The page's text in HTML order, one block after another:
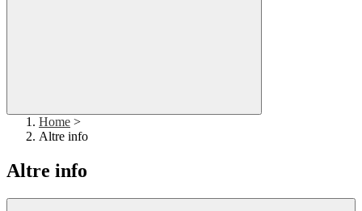
Home >
Altre info
Altre info